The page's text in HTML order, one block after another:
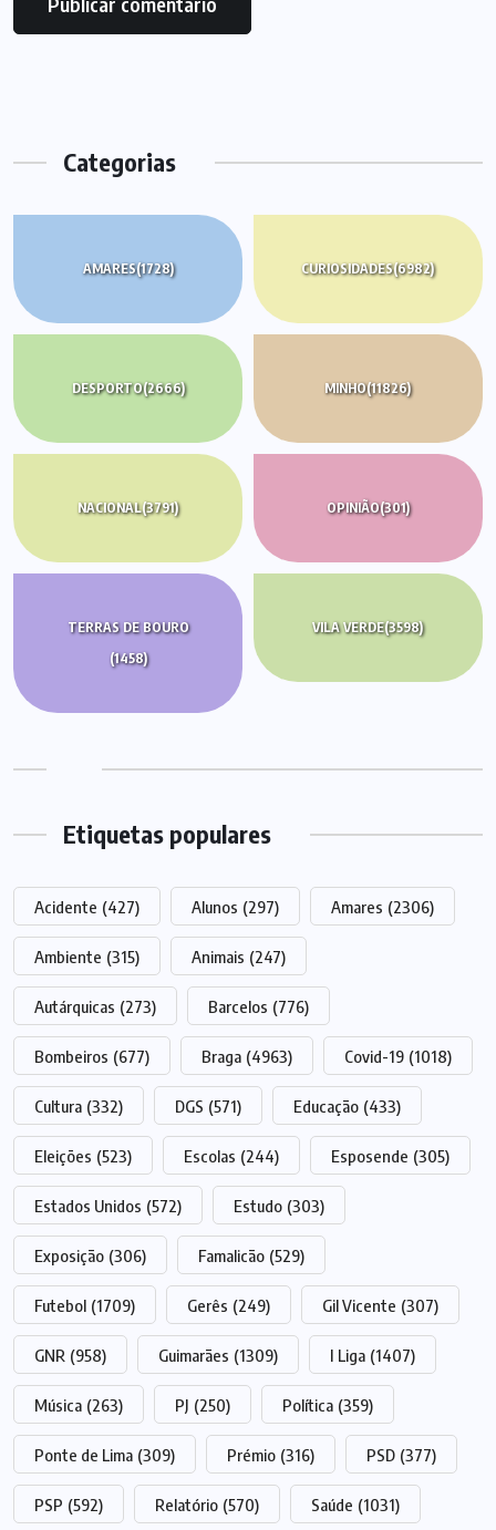
Categorias
AMARES(1728) CURIOSIDADES(6982)
DESPORTO(2666) MINHO(11826)
NACIONAL(3791) OPINIÃO(301)
TERRAS DE BOURO
(1458)
VILA VERDE(3598)
Etiquetas populares
Acidente (427) Alunos (297) Amares (2306)
Ambiente (315) Animais (247)
Autárquicas (273) Barcelos (776)
Bombeiros (677) Braga (4963) Covid-19 (1018)
Cultura (332) DGS (571) Educação (433)
Eleições (523) Escolas (244) Esposende (305)
Estados Unidos (572) Estudo (303)
Exposição (306) Famalicão (529)
Futebol (1709) Gerês (249) Gil Vicente (307)
GNR (958) Guimarães (1309) I Liga (1407)
Música (263) PJ (250) Política (359)
Ponte de Lima (309) Prémio (316) PSD (377)
PSP (592) Relatório (570) Saúde (1031)